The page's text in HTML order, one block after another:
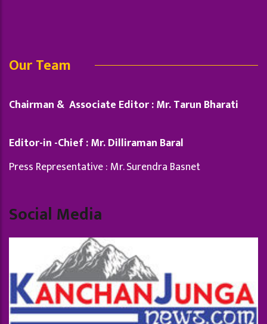
Our Team
Chairman & Associate Editor : Mr. Tarun Bharati
Editor-in -Chief : Mr. Dilliraman Baral
Press Representative : Mr. Surendra Basnet
Social Media